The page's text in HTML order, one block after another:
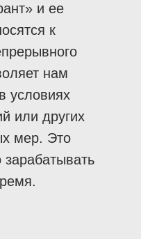
и ее
к
нам
условиях
или других
мер. Это